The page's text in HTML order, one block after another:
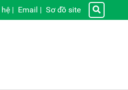
| Email | Sơ đồ site